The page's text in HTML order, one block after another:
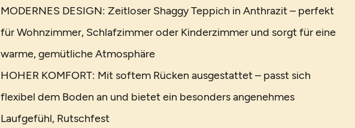
MODERNES DESIGN: Zeitloser Shaggy Teppich in Anthrazit – perfekt
für Wohnzimmer, Schlafzimmer oder Kinderzimmer und sorgt für eine
warme, gemütliche Atmosphäre
HOHER KOMFORT: Mit softem Rücken ausgestattet – passt sich
flexibel dem Boden an und bietet ein besonders angenehmes
Laufgefühl, Rutschfest